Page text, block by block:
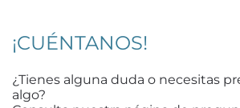
¡CUÉNTANOS!
¿Tienes alguna duda o necesitas
algo?